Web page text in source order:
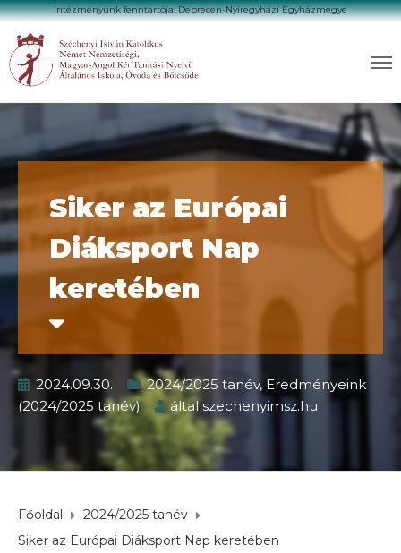
Intézményünk fenntartója: Debrecen-Nyíregyházi Egyházmegye
Siker az Európai
Diáksport Nap
keretében
2024.09.30. 2024/2025 tanév, Eredményeink
(2024/2025 tanév)
általszechenyimsz.hu
Főoldal
2024/2025 tanév
Siker az Európai Diáksport Nap keretében